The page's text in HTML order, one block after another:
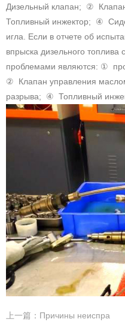
Дизельный клапан; ②
Топливный инжектор; ④
игла. Если в отчете об
впрыска дизельного
проблемами являются: ①
② Клапан управления
разрыва; ④ Топливный
上一篇：Причины неиспра